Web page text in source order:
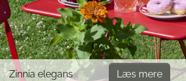
Zinnia elegans Læs mere